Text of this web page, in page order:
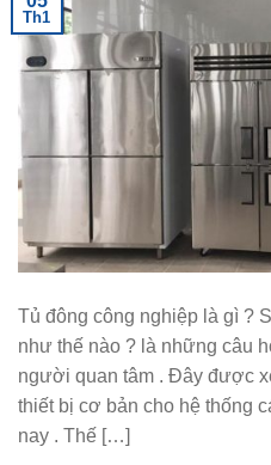
Th1
Tủ đông công nghiệp là gì ?
như thế nào ? là những câu
người quan tâm . Đây được
thiết bị cơ bản cho hệ thống
nay . Thế […]